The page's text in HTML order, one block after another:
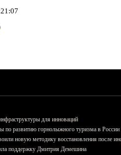
для инноваций
по развитию горнолыжного туризма в России
новую методику восстановления после
поддержку Дмитрия Демешина